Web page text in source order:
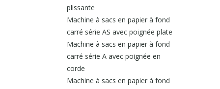
plissante
Machine à sacs en papier à fond
carré série AS avec poignée plate
Machine à sacs en papier à fond
carré série A avec poignée en
corde
Machine à sacs en papier à fond